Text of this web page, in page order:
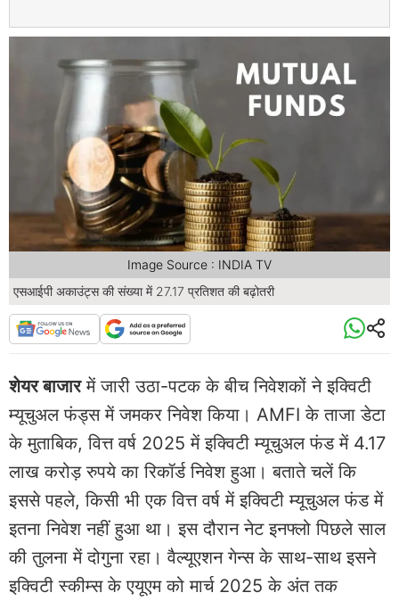
एसआईपी अकाउंट्स की संख्या में 27.17 प्रतिशत की बढ़ोतरी
Image Source : INDIA TV
शेयर बाजारमें जारी उठा-पटक के बीच निवेशकों ने इक्विटी
म्यूचुअल फंड्स में जमकर निवेश किया। AMFI के ताजा डेटा
के मुताबिक, वित्त वर्ष 2025 में इक्विटी म्यूचुअल फंड में 4.17
लाख करोड़ रुपये का रिकॉर्ड निवेश हुआ। बताते चलें कि
इससे पहले, किसी भी एक वित्त वर्ष में इक्विटी म्यूचुअल फंड में
इतना निवेश नहीं हुआ था। इस दौरान नेट इनफ्लो पिछले साल
की तुलना में दोगुना रहा। वैल्यूएशन गेन्स के साथ-साथ इसने
इक्विटी स्कीम्स के एयूएम को मार्च 2025 के अंत तक